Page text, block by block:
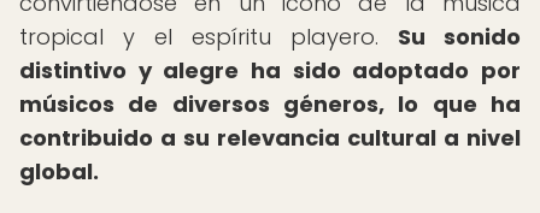
tropical y el espíritu playero. Su sonido
distintivo y alegre ha sido adoptado por
músicos de diversos géneros, lo que ha
contribuido a su relevancia cultural a nivel
global.